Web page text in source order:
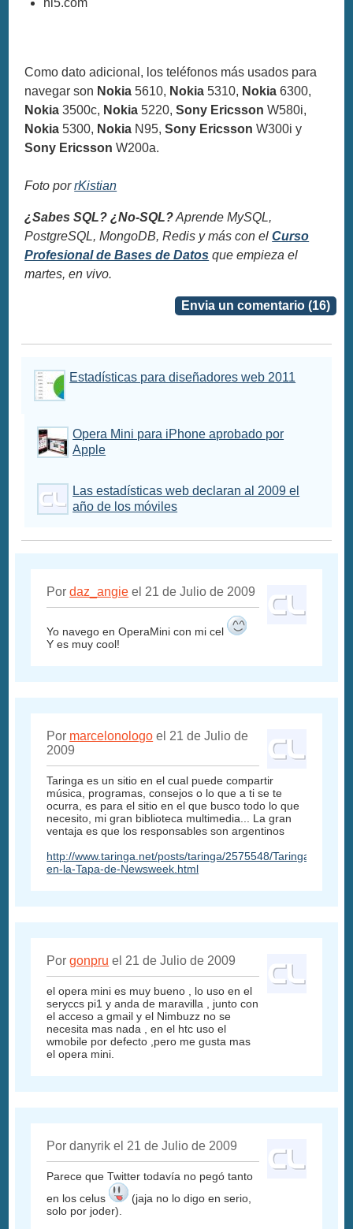
hi5.com
Como dato adicional, los teléfonos más usados para
navegar son Nokia 5610, Nokia 5310, Nokia 6300,
Nokia 3500c, Nokia 5220,Sony Ericsson W580i,
Nokia 5300, Nokia N95,Sony Ericsson W300i y
Sony Ericsson W200a.
Foto porrKistian
¿Sabes SQL? ¿No-SQL?Aprende MySQL,
PostgreSQL, MongoDB, Redis y más con elCurso
Profesional de Bases de Datos que empieza el
martes, en vivo.
Envia un comentario (16)
Estadísticas para diseñadores web 2011
Opera Mini para iPhone aprobado por
Apple
Las estadísticas web declaran al 2009 el
año de los móviles
Pordaz_angie el 21 de Julio de 2009
Yo navego en OperaMini con mi cel
Y es muy cool!
Por marcelonologo el 21 de Julio de
2009
Taringa es un sitio en el cual puede compartir
música, programas, consejos o lo que a ti se te
ocurra, es para el sitio en el que busco todo lo que
necesito, mi gran biblioteca multimedia... La gran
ventaja es que los responsables son argentinos
http://www.taringa.net/posts/taringa/2575548/Taringa-
en-la-Tapa-de-Newsweek.html
Porgonpru el 21 de Julio de 2009
el opera mini es muy bueno , lo uso en el
seryccs pi1 y anda de maravilla , junto con
el acceso a gmail y el Nimbuzz no se
necesita mas nada , en el htc uso el
wmobile por defecto ,pero me gusta mas
el opera mini.
Por danyrik el 21 de Julio de 2009
Parece que Twitter todavía no pegó tanto
en los celus
(jaja no lo digo en serio,
solo por joder).